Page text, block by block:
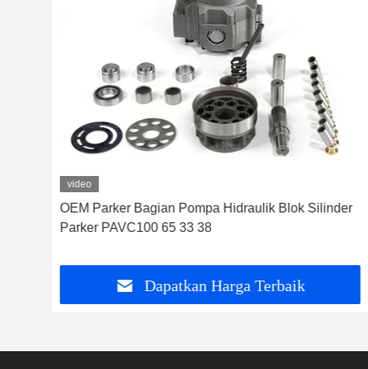
video
OEM Parker Bagian Pompa Hidraulik Blok Silinder
Parker PAVC100 65 33 38
Dapatkan Harga Terbaik